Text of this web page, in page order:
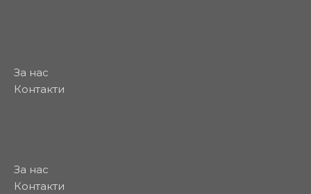
За нас
Контакти
За нас
Контакти